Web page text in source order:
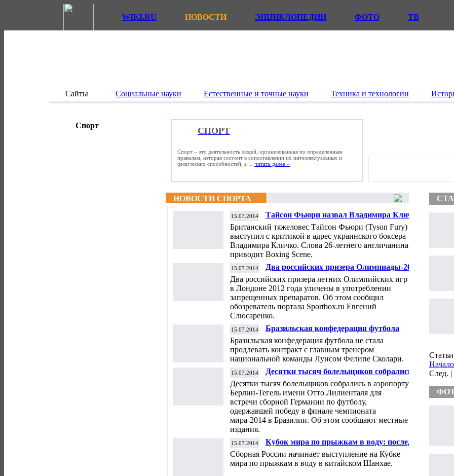
WIKI.RU НОВОСТИ ЭНЦИКЛОПЕДИИ ФОТО ТВ
Сайты Социальные науки Естественные и точные науки Техника и технологии
Спорт
СПОРТ
Спорт – это деятельность людей, организованная по определенным
правилам, которая состоит в сопоставлении их интеллектуальных и
физических способностей, а ... читать далее »
НОВОСТИ СПОРТА
15.07.2014
Тайсон Фьюри назвал Владимира Кличко
слабаком
Британский тяжеловес Тайсон Фьюри (Tyson Fury)
выступил с критикой в адрес украинского боксера
Владимира Кличко. Слова 26-летнего англичанина
приводит Boxing Scene.
15.07.2014
Два российских призера Олимпиады-2012
уличены в употреблении допинга
Два российских призера летних Олимпийских игр
в Лондоне 2012 года уличены в употреблении
запрещенных препаратов. Об этом сообщил
обозреватель портала Sportbox.ru Евгений
Слюсаренко.
15.07.2014
Бразильская конфедерация футбола
подтвердила отказ от продления контракта
со Сколари
Бразильская конфедерация футбола не стала
продлевать контракт с главным тренером
национальной команды Луисом Фелипе Сколари.
15.07.2014
Десятки тысяч болельщиков собрались в
аэропорту Берлина для встречи сборной
Германии
Десятки тысяч болельщиков собрались в аэропорту
Берлин-Тегель имени Отто Лилиенталя для
встречи сборной Германии по футболу,
одержавшей победу в финале чемпионата
мира-2014 в Бразилии. Об этом сообщают местные
издания.
15.07.2014
Кубок мира по прыжкам в воду: последний
важный старт россиян перед ЧЕ
Сборная России начинает выступление на Кубке
мира по прыжкам в воду в китайском Шанхае.
Начало
След. |